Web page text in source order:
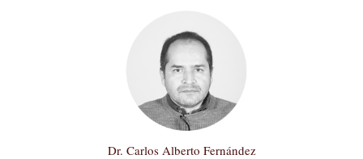
Dr. Carlos Alberto Fernández